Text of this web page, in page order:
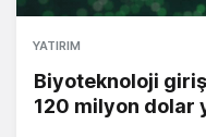
YATIRIM
Biyoteknoloji
120 milyon dolar